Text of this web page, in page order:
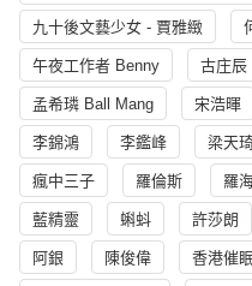
九十後文藝少女 - 賈雅緻
午夜工作者 Benny 古庄辰
孟希璘 Ball Mang 宋浩暉
李錦鴻 李鑑峰 梁天
瘋中三子 羅倫斯 羅
藍精靈 蝌蚪 許莎朗
阿銀 陳俊偉 香港催